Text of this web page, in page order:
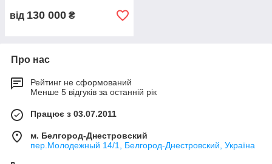
від 130 000 ₴
Про нас
Рейтинг не сформований
Менше 5 відгуків за останній рік
Працює з 03.07.2011
м. Белгород-Днестровский
пер.Молодежный 14/1, Белгород-Днестровский, Україна